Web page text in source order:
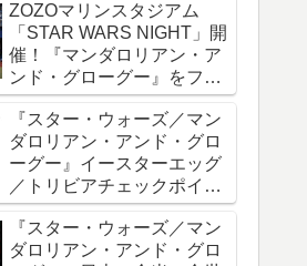
ZOZOマリンスタジアム
「STAR WARS NIGHT」開
催！『マンダロリアン・ア
ンド・グローグー』をフィ
ーチャー
『スター・ウォーズ／マン
ダロリアン・アンド・グロ
ーグー』イースターエッグ
／トリビアチェックポイン
ト総まとめ【ネタバレ注
意】
『スター・ウォーズ／マン
ダロリアン・アンド・グロ